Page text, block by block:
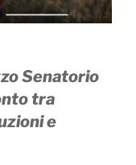
Senatorio
tra
e